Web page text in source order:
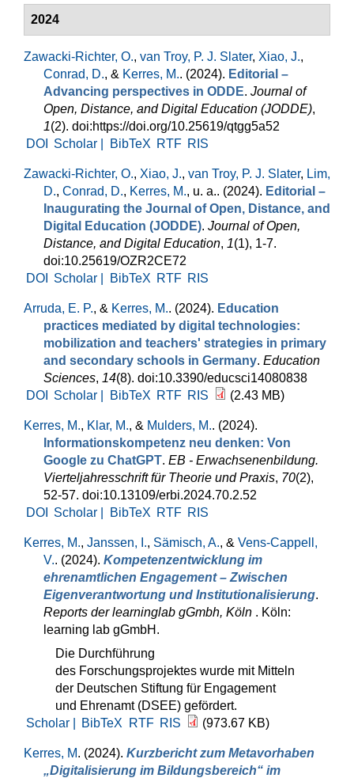
2024
Zawacki-Richter, O., van Troy, P. J. Slater, Xiao, J.,
Conrad, D., & Kerres, M.. (2024). Editorial –
Advancing perspectives in ODDE. Journal of
Open, Distance, and Digital Education (JODDE),
1(2). doi:https://doi.org/10.25619/qtgg5a52
DOI
Scholar | BibTeX RTF RIS
Zawacki-Richter, O., Xiao, J., van Troy, P. J. Slater, Lim,
D., Conrad, D., Kerres, M., u. a.. (2024). Editorial –
Inaugurating the Journal of Open, Distance, and
Digital Education (JODDE). Journal of Open,
Distance, and Digital Education, 1(1), 1-7.
doi:10.25619/OZR2CE72
DOI
Scholar | BibTeX RTF RIS
Arruda, E. P., & Kerres, M.. (2024). Education
practices mediated by digital technologies:
mobilization and teachers' strategies in primary
and secondary schools in Germany. Education
Sciences, 14(8). doi:10.3390/educsci14080838
DOI
Scholar | BibTeX RTF RIS (2.43 MB)
Kerres, M., Klar, M., & Mulders, M.. (2024).
Informationskompetenz neu denken: Von
Google zu ChatGPT. EB - Erwachsenenbildung.
Vierteljahresschrift für Theorie und Praxis, 70(2),
52-57. doi:10.13109/erbi.2024.70.2.52
DOI
Scholar | BibTeX RTF RIS
Kerres, M., Janssen, I., Sämisch, A., & Vens-Cappell,
V.. (2024). Kompetenzentwicklung im
ehrenamtlichen Engagement – Zwischen
Eigenverantwortung und Institutionalisierung.
Reports der learninglab gGmbh, Köln . Köln:
learning lab gGmbH.
Die Durchführung
des Forschungsprojektes wurde mit Mitteln
der Deutschen Stiftung für Engagement
und Ehrenamt (DSEE) gefördert.
Scholar |
BibTeX RTF RIS (973.67 KB)
Kerres, M. (2024). Kurzbericht zum Metavorhaben
„Digitalisierung im Bildungsbereich“ im